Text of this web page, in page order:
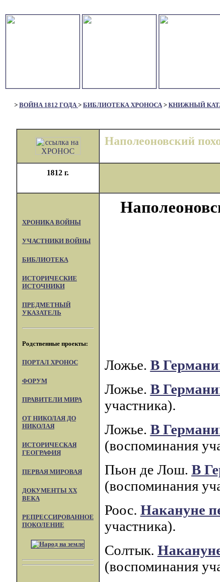
> ВОЙНА 1812 ГОДА> БИБЛИОТЕКА ХРОНОСА> КНИЖНЫЙ
Наполеоновский
1812 г.
ХРОНИКА ВОЙНЫ
УЧАСТНИКИ ВОЙНЫ
БИБЛИОТЕКА
ИСТОРИЧЕСКИЕ
ИСТОЧНИКИ
ПРЕДМЕТНЫЙ
УКАЗАТЕЛЬ
Родственные проекты:
ПОРТАЛ XPOHOC
ФОРУМ
ПРАВИТЕЛИ МИРА
ОТ НИКОЛАЯ ДО
НИКОЛАЯ
ИСТОРИЧЕСКАЯ
ГЕОГРАФИЯ
ПЕРВАЯ МИРОВАЯ
ДОКУМЕНТЫ XX
ВЕКА
РЕПРЕССИРОВАННОЕ
ПОКОЛЕНИЕ
Ложье. В
Ложье. В
участника).
Ложье. В
(воспоминания
Пьон де Лош. В
(воспоминания
Роос. Накануне
участника).
Солтык.
(воспоминания